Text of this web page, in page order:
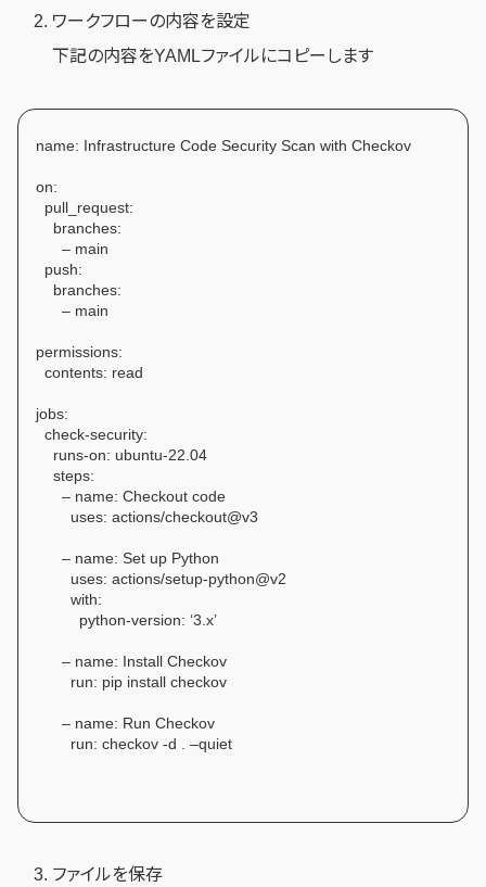
ワークフローの内容を設定
下記の内容をYAMLファイルにコピーします
name: Infrastructure Code Security Scan with Checkov
on:
pull_request:
branches:
– main
push:
branches:
– main
permissions:
contents: read
jobs:
check-security:
runs-on: ubuntu-22.04
steps:
– name: Checkout code
uses: actions/checkout@v3
– name: Set up Python
uses: actions/setup-python@v2
with:
python-version: ‘3.x’
– name: Install Checkov
run: pip install checkov
– name: Run Checkov
run: checkov -d . –quiet
ファイルを保存